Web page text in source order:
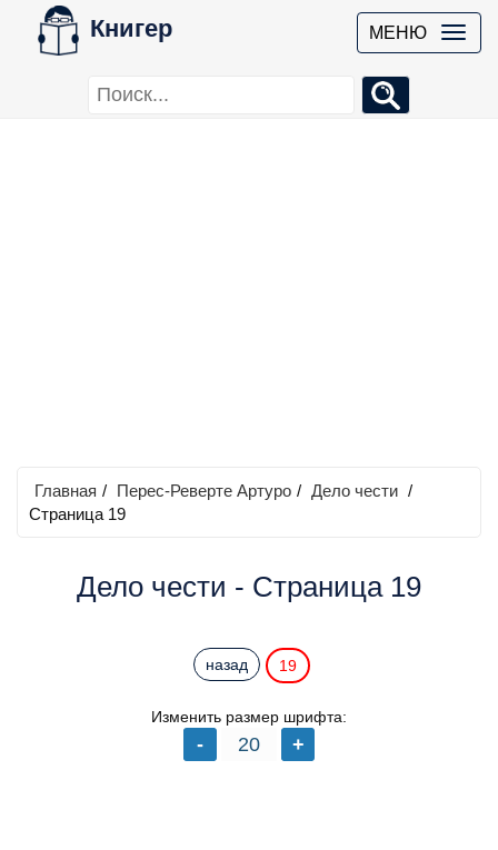
Книгер МЕНЮ
Главная / Перес-Реверте Артуро / Дело чести /
Страница 19
Дело чести - Страница 19
назад 19
Изменить размер шрифта: